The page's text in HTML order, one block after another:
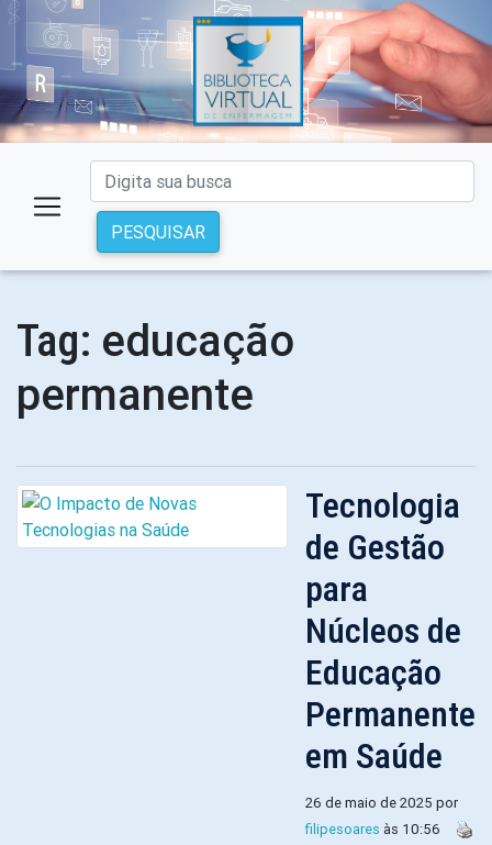
PESQUISAR
Tag: educação
permanente
Tecnologia
de Gestão
para
Núcleos de
Educação
Permanente
em Saúde
26 de maio de 2025 por
filipesoares às 10:56